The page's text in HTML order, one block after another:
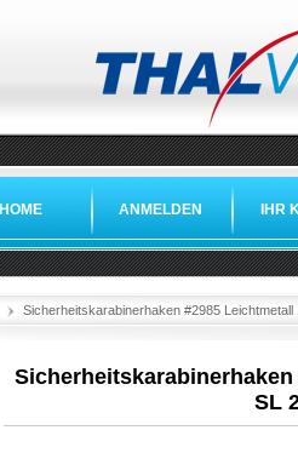
HOME ANMELDEN IHR
Sicherheitskarabinerhaken #2985
SL